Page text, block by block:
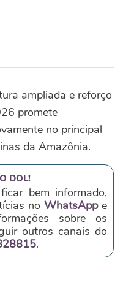
ampliada e reforço
promete
no principal
da Amazônia.
DOL!
bem informado,
noWhatsAppe
sobre os
outros canais do
.